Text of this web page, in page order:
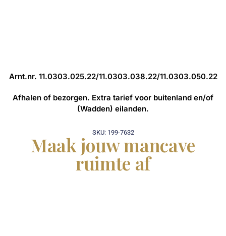
Arnt.nr. 11.0303.025.22/11.0303.038.22/11.0303.050.22
Afhalen of bezorgen. Extra tarief voor buitenland en/of
(Wadden) eilanden.
SKU: 199-7632
Maak jouw mancave
ruimte af